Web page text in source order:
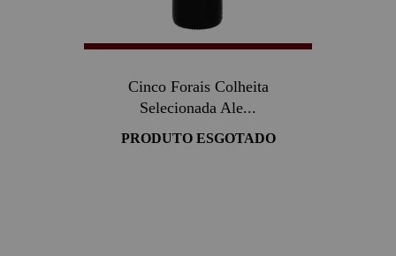
Cinco Forais Colheita
Selecionada Ale...
PRODUTO ESGOTADO